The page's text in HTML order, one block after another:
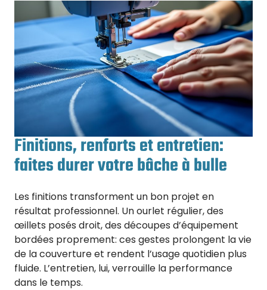
Finitions, renforts et entretien:
faites durer votre bâche à bulle
Les finitions transforment un bon projet en
résultat professionnel. Un ourlet régulier, des
œillets posés droit, des découpes d’équipement
bordées proprement: ces gestes prolongent la vie
de la couverture et rendent l’usage quotidien plus
fluide. L’entretien, lui, verrouille la performance
dans le temps.